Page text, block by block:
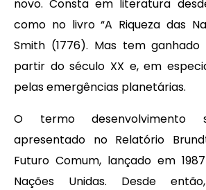
novo. Consta em literatura
como no livro “A Riqueza das
Smith (1776). Mas tem
partir do século XX e, em
pelas emergências planetárias.
O termo desenvolvimento
apresentado no Relatório
Futuro Comum, lançado em
Nações Unidas. Desde